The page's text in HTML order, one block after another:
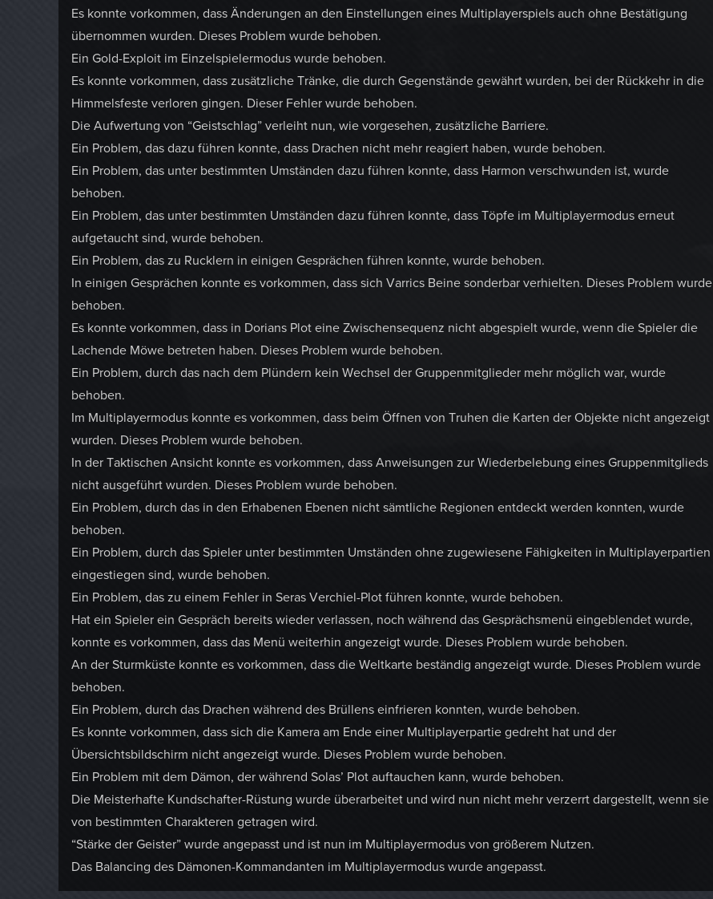
Es konnte vorkommen, dass Änderungen an den Einstellungen eines Multiplayerspiels auch ohne Bestätigung
übernommen wurden. Dieses Problem wurde behoben.
Ein Gold-Exploit im Einzelspielermodus wurde behoben.
Es konnte vorkommen, dass zusätzliche Tränke, die durch Gegenstände gewährt wurden, bei der Rückkehr in die
Himmelsfeste verloren gingen. Dieser Fehler wurde behoben.
Die Aufwertung von “Geistschlag” verleiht nun, wie vorgesehen, zusätzliche Barriere.
Ein Problem, das dazu führen konnte, dass Drachen nicht mehr reagiert haben, wurde behoben.
Ein Problem, das unter bestimmten Umständen dazu führen konnte, dass Harmon verschwunden ist, wurde
behoben.
Ein Problem, das unter bestimmten Umständen dazu führen konnte, dass Töpfe im Multiplayermodus erneut
aufgetaucht sind, wurde behoben.
Ein Problem, das zu Rucklern in einigen Gesprächen führen konnte, wurde behoben.
In einigen Gesprächen konnte es vorkommen, dass sich Varrics Beine sonderbar verhielten. Dieses Problem wurde
behoben.
Es konnte vorkommen, dass in Dorians Plot eine Zwischensequenz nicht abgespielt wurde, wenn die Spieler die
Lachende Möwe betreten haben. Dieses Problem wurde behoben.
Ein Problem, durch das nach dem Plündern kein Wechsel der Gruppenmitglieder mehr möglich war, wurde
behoben.
Im Multiplayermodus konnte es vorkommen, dass beim Öffnen von Truhen die Karten der Objekte nicht angezeigt
wurden. Dieses Problem wurde behoben.
In der Taktischen Ansicht konnte es vorkommen, dass Anweisungen zur Wiederbelebung eines Gruppenmitglieds
nicht ausgeführt wurden. Dieses Problem wurde behoben.
Ein Problem, durch das in den Erhabenen Ebenen nicht sämtliche Regionen entdeckt werden konnten, wurde
behoben.
Ein Problem, durch das Spieler unter bestimmten Umständen ohne zugewiesene Fähigkeiten in Multiplayerpartien
eingestiegen sind, wurde behoben.
Ein Problem, das zu einem Fehler in Seras Verchiel-Plot führen konnte, wurde behoben.
Hat ein Spieler ein Gespräch bereits wieder verlassen, noch während das Gesprächsmenü eingeblendet wurde,
konnte es vorkommen, dass das Menü weiterhin angezeigt wurde. Dieses Problem wurde behoben.
An der Sturmküste konnte es vorkommen, dass die Weltkarte beständig angezeigt wurde. Dieses Problem wurde
behoben.
Ein Problem, durch das Drachen während des Brüllens einfrieren konnten, wurde behoben.
Es konnte vorkommen, dass sich die Kamera am Ende einer Multiplayerpartie gedreht hat und der
Übersichtsbildschirm nicht angezeigt wurde. Dieses Problem wurde behoben.
Ein Problem mit dem Dämon, der während Solas’ Plot auftauchen kann, wurde behoben.
Die Meisterhafte Kundschafter-Rüstung wurde überarbeitet und wird nun nicht mehr verzerrt dargestellt, wenn sie
von bestimmten Charakteren getragen wird.
“Stärke der Geister” wurde angepasst und ist nun im Multiplayermodus von größerem Nutzen.
Das Balancing des Dämonen-Kommandanten im Multiplayermodus wurde angepasst.